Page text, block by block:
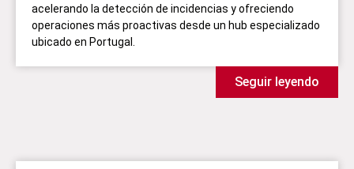
acelerando la detección de incidencias y ofreciendo
operaciones más proactivas desde un hub especializado
ubicado en Portugal.
Seguir leyendo